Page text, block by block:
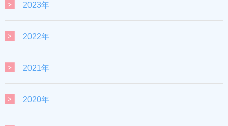
2023年
2022年
2021年
2020年